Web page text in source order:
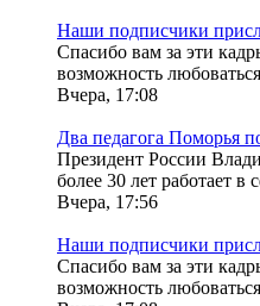
Наши подписчики
Спасибо вам за эти
возможность
Вчера, 17:08
Два педагога Поморья
Президент России
более 30 лет работает в
Вчера, 17:56
Наши подписчики
Спасибо вам за эти
возможность